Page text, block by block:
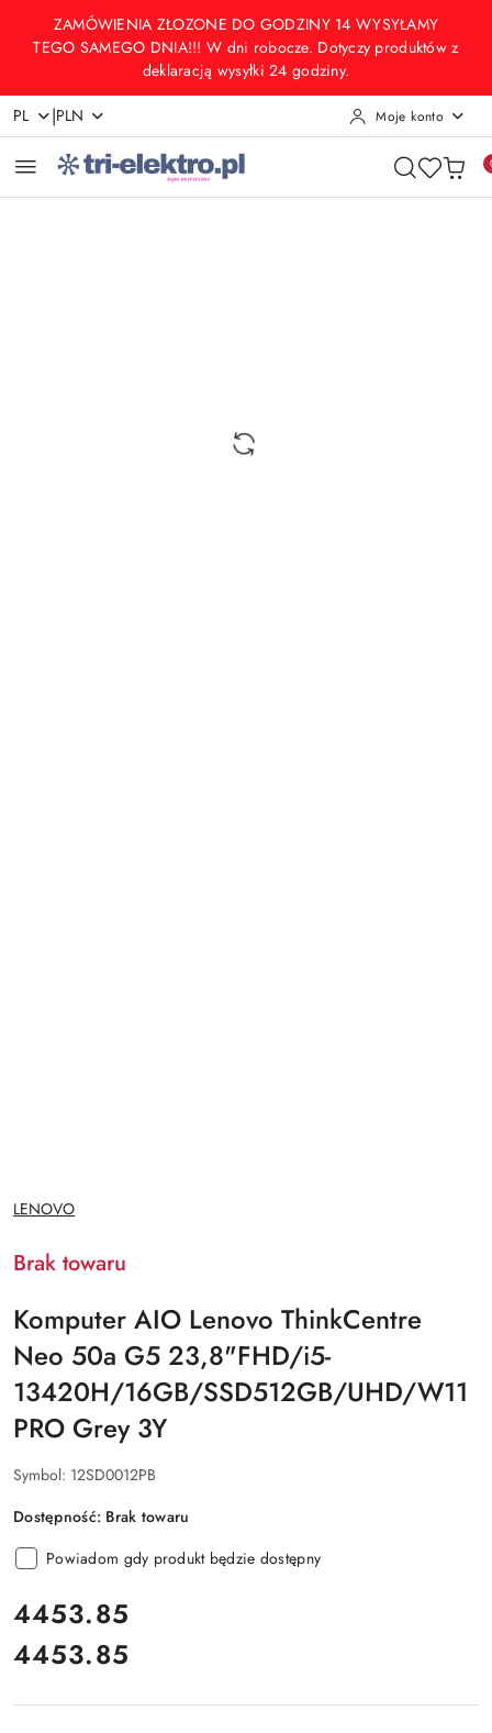
Przejdź do treści głównej
Przejdź do wyszukiwarki
Przejdź do moje konto
Przejdź do menu głównego
Przejdź do opisu produktu
Przejdź do stopki
ZAMÓWIENIA ZŁOZONE DO GODZINY 14 WYSYŁAMY
TEGO SAMEGO DNIA!!! W dni robocze. Dotyczy produktów z
deklaracją wysyłki 24 godziny.
PL |PLN Moje konto
NAZWA
PRODUCENTA:
LENOVO
Brak towaru
Komputer AIO Lenovo ThinkCentre
Neo 50a G5 23,8"FHD/i5-
13420H/16GB/SSD512GB/UHD/W11
PRO Grey 3Y
Symbol: 12SD0012PB
Dostępność: Brak towaru
Powiadom gdy produkt będzie dostępny
cena:
4453.85
Cena:
4453.85